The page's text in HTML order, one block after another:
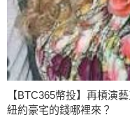
【BTC365幣投】再槓演
紐約豪宅的錢哪裡來？